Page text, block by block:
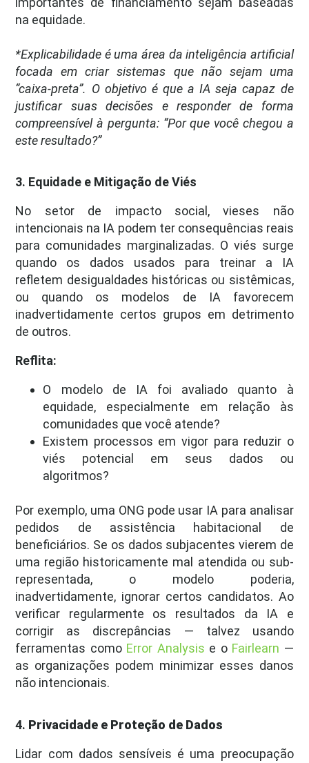
na equidade.
*Explicabilidade é uma área da inteligência artificial
focada em criar sistemas que não sejam uma
“caixa-preta”. O objetivo é que a IA seja capaz de
justificar suas decisões e responder de forma
compreensível à pergunta: “Por que você chegou a
este resultado?”
3. Equidade e Mitigação de Viés
No setor de impacto social, vieses não
intencionais na IA podem ter consequências reais
para comunidades marginalizadas. O viés surge
quando os dados usados para treinar a IA
refletem desigualdades históricas ou sistêmicas,
ou quando os modelos de IA favorecem
inadvertidamente certos grupos em detrimento
de outros.
Reflita:
O modelo de IA foi avaliado quanto à
equidade, especialmente em relação às
comunidades que você atende?
Existem processos em vigor para reduzir o
viés potencial em seus dados ou
algoritmos?
Por exemplo, uma ONG pode usar IA para analisar
pedidos de assistência habitacional de
beneficiários. Se os dados subjacentes vierem de
uma região historicamente mal atendida ou sub-
representada, o modelo poderia,
inadvertidamente, ignorar certos candidatos. Ao
verificar regularmente os resultados da IA e
corrigir as discrepâncias — talvez usando
ferramentas como Error Analysis e o Fairlearn —
as organizações podem minimizar esses danos
não intencionais.
4. Privacidade e Proteção de Dados
Lidar com dados sensíveis é uma preocupação